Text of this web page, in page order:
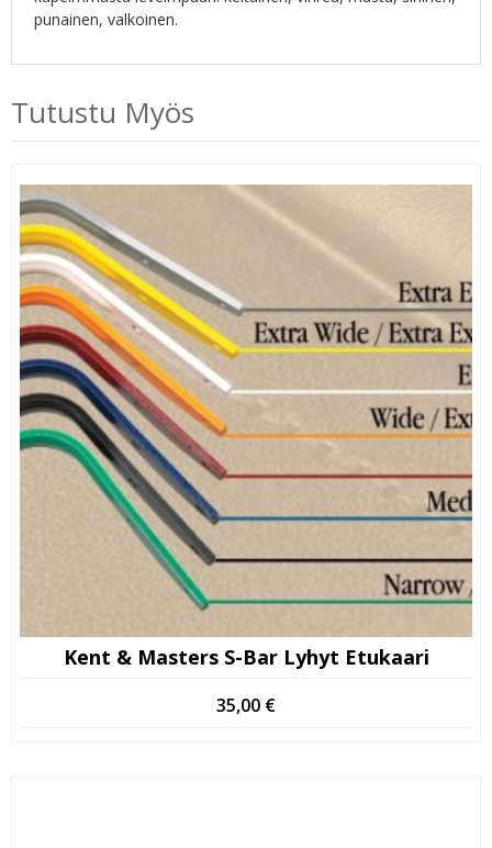
punainen, valkoinen.
Tutustu Myös
Kent & Masters S-Bar Lyhyt Etukaari
35,00 €